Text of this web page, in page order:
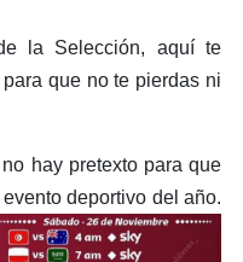
la Selección, aquí te
que no te pierdas ni
hay pretexto para que
deportivo del año.